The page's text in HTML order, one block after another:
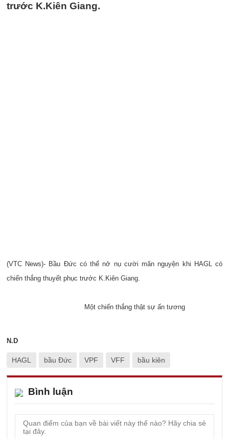
trước K.Kiên Giang.
(VTC News)- Bầu Đức có thể nở nụ cười mãn nguyện khi HAGL có
chiến thắng thuyết phục trước K.Kiên Giang.
Một chiến thắng thật sự ấn tương
N.D
HAGL bầu Đức VPF VFF bầu kiên
Bình luận